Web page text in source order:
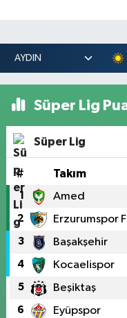
Süper Lig
Süper Lig
# Takım
1 Amed
2 Erzurumspor
3 Başakşehir
4 Kocaelispor
5 Beşiktaş
6 Eyüpspor